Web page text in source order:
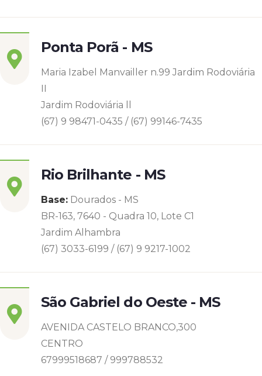
Ponta Porã - MS
Maria Izabel Manvailler n.99 Jardim Rodoviária
II
Jardim Rodoviária ll
(67) 9 98471-0435 / (67) 99146-7435
Rio Brilhante - MS
Base: Dourados - MS
BR-163, 7640 - Quadra 10, Lote C1
Jardim Alhambra
(67) 3033-6199 / (67) 9 9217-1002
São Gabriel do Oeste - MS
AVENIDA CASTELO BRANCO,300
CENTRO
67999518687 / 999788532